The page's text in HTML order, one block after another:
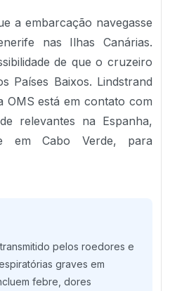
a embarcação navegasse
nas Ilhas Canárias.
de que o cruzeiro
Países Baixos. Lindstrand
OMS está em contato com
relevantes na Espanha,
em Cabo Verde, para
pelos roedores e
graves em
febre, dores